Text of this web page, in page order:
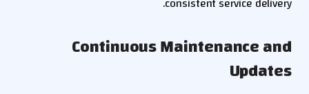
Continuous Maintenance and
Updates